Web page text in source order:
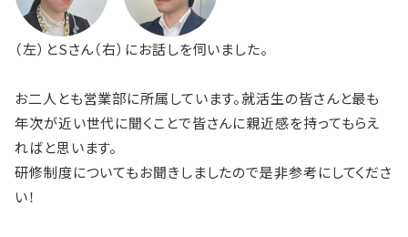
（左）とSさん（右）にお話しを伺いました。
お二人とも営業部に所属しています。就活生の皆さんと最も
年次が近い世代に聞くことで皆さんに親近感を持ってもらえ
ればと思います。
研修制度についてもお聞きしましたので是非参考にしてくださ
い！